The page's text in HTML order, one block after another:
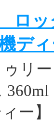
ロ
デ
リ
ー